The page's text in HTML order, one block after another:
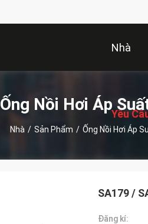
Nhà
述
Yêu
Ống Nồi Hơi Áp
Nhà / Sản Phẩm / Ống Nồi Hơi Áp
SA179 /
Đăng kí: